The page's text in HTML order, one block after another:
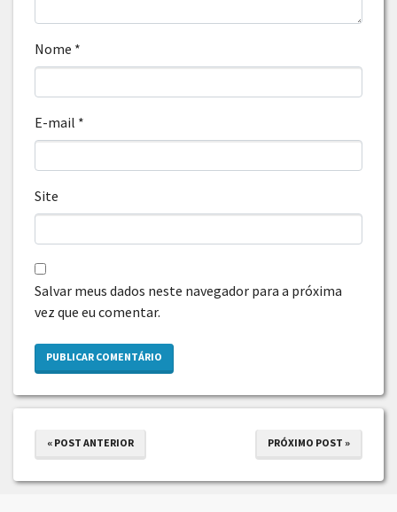
Nome *
E-mail *
Site
Salvar meus dados neste navegador para a próxima
vez que eu comentar.
« POST ANTERIOR PRÓXIMO POST »